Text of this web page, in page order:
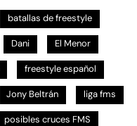
batallas de freestyle
Dani El Menor
freestyle español
Jony Beltrán liga fms
posibles cruces FMS